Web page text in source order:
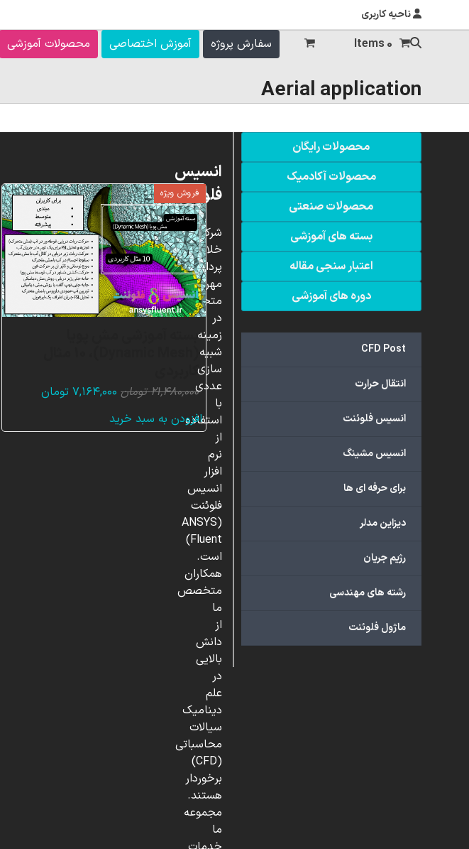
ناحیه کاربری
محصولات آموزشی آموزش اختصاصی سفارش پروژه 0 Items
Aerial application
فروش ویژه
بسته آموزشی مش پویا
کاربردی
۲۱,۴۸۰,۰۰۰ تومان قیمت
۷,۱۶۴,۰۰۰ تومانقیمت
افزودن به سبد خرید
محصولات رایگان
محصولات آکادمیک
محصولات صنعتی
بسته های آموزشی
اعتبار سنجی مقاله
دوره های آموزشی
CFD Post
انتقال حرارت
انسیس فلوئنت
انسیس مشینگ
برای حرفه ای ها
دیزاین مدلر
رژیم جریان
رشته های مهندسی
ماژول فلوئنت
انسیس
فلوئنت
شرکت
خلاق
پردازشگران
مهر،
متخصص
در
زمینه
شبیه
سازی
عددی
با
استفاده
از
نرم
افزار
انسیس
فلوئنت
(ANSYS
Fluent)
است.
همکاران
متخصص
ما
از
دانش
بالایی
در
علم
دینامیک
سیالات
محاسباتی
(CFD)
برخوردار
هستند.
مجموعه
ما